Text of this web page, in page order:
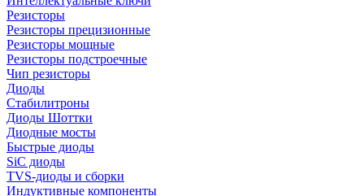
Резисторы
Резисторы прецизионные
Резисторы мощные
Резисторы подстроечные
Чип резисторы
Диоды
Стабилитроны
Диоды Шоттки
Диодные мосты
Быстрые диоды
SiC диоды
TVS-диоды и сборки
Индуктивные компоненты